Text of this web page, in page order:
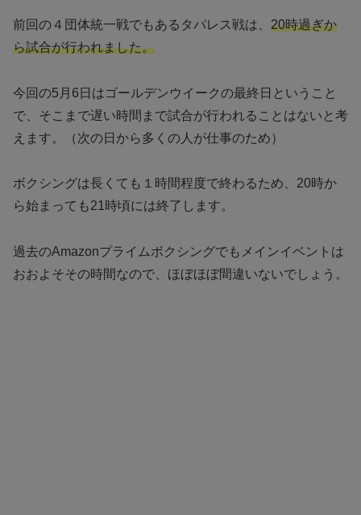
前回の４団体統一戦でもあるタパレス戦は、 20時過ぎか
ら試合が行われました。
今回の5月6日はゴールデンウイークの最終日ということ
で、そこまで遅い時間まで試合が行われることはないと考
えます。（次の日から多くの人が仕事のため）
ボクシングは長くても１時間程度で終わるため、20時か
ら始まっても21時頃には終了します。
過去のAmazonプライムボクシングでもメインイベントは
おおよそその時間なので、ほぼほぼ間違いないでしょう。